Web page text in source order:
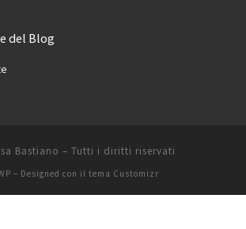
del Blog
Bastiano – Tutti i diritti riservati
– Designed con il tema Customizr